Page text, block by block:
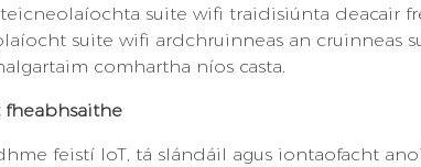
suite wifi traidisiúnta deacair
suite wifi ardchruinneas an cruinneas
comhartha níos casta.
fheabhsaithe
feistí IoT, tá slándáil agus iontaofacht